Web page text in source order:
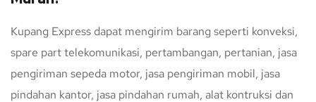
Kupang Express dapat mengirim barang seperti konveksi,
spare part telekomunikasi, pertambangan, pertanian, jasa
pengiriman sepeda motor, jasa pengiriman mobil, jasa
pindahan kantor, jasa pindahan rumah, alat kontruksi dan